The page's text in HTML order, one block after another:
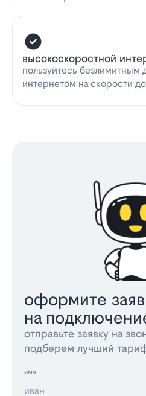
высокоскоростной
пользуйтесь
интернетом на скорости
оформите
на
отправьте заявку на
подберем лучший
имя